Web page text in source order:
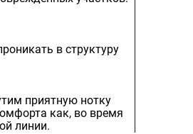
в структуру
приятную нотку
как, во время
линии.